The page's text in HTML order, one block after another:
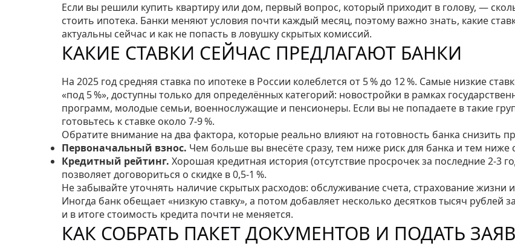
Если вы решили купить квартиру или дом, первый вопрос, который приходит в голову, —
стоить ипотека. Банки меняют условия почти каждый месяц, поэтому важно знать, какие
актуальны сейчас и как не попасть в ловушку скрытых комиссий.
КАКИЕ СТАВКИ СЕЙЧАС ПРЕДЛАГАЮТ БАНКИ
На 2025 год средняя ставка по ипотеке в России колеблется от 5 % до 12 %. Самые низкие
«под 5 %», доступны только для определённых категорий: новостройки в рамках
программ, молодые семьи, военнослужащие и пенсионеры. Если вы не попадаете в такие
готовьтесь к ставке около 7‑9 %.
Обратите внимание на два фактора, которые реально влияют на готовность банка снизить
Первоначальный взнос. Чем больше вы внесёте сразу, тем ниже риск для банка и тем ниже
Кредитный рейтинг. Хорошая кредитная история (отсутствие просрочек за последние 2‑3
позволяет договориться о скидке в 0,5‑1 %.
Не забывайте уточнять наличие скрытых расходов: обслуживание счета, страхование жизни
Иногда банк обещает «низкую ставку», а потом добавляет несколько десятков тысяч рублей
и в итоге стоимость кредита почти не меняется.
КАК СОБРАТЬ ПАКЕТ ДОКУМЕНТОВ И ПОДАТЬ